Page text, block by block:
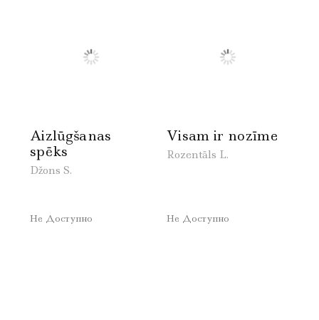
Aizlūgšanas
spēks
Džons S.
Не Доступно
Visam ir nozīme
Rozentāls L.
Не Доступно